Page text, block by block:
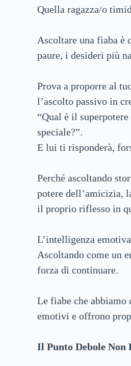
Quella ragazza/o
Ascoltare una fiaba è
paure, i desideri più
Prova a proporre al
l’ascolto passivo in
“Qual è il
speciale?”.
E lui ti risponderà,
Perché ascoltando
potere dell’amicizia,
il proprio riflesso in
L’intelligenza
Ascoltando come un
forza di continuare.
Le fiabe che
emotivi e offrono
Il Punto Debole Non